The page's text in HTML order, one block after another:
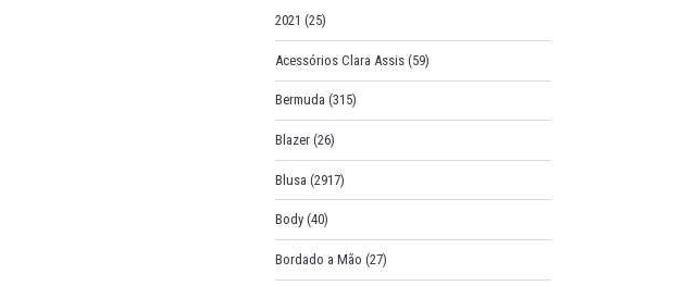
r
:
2021 (25)
Acessórios Clara Assis (59)
Bermuda (315)
Blazer (26)
Blusa (2917)
Body (40)
Bordado a Mão (27)